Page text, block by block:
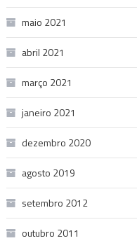
maio 2021
abril 2021
março 2021
janeiro 2021
dezembro 2020
agosto 2019
setembro 2012
outubro 2011